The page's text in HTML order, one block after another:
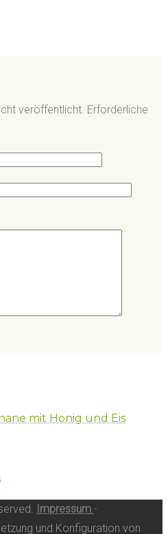
veröffentlicht. Erforderliche
mit Honig und Eis
Impressum -
und Konfiguration von